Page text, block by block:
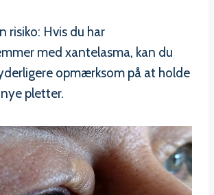
risiko: Hvis du har
med xantelasma, kan du
opmærksom på at holde
pletter.